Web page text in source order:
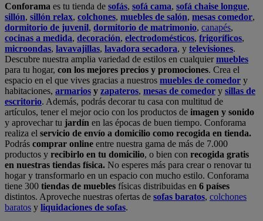
Conforama es tu tienda de sofás, sofá cama, sofá chaise longue,
sillón, sillón relax, colchones, muebles de salón, mesas comedor,
dormitorio de juvenil, dormitorio de matrimonio, canapés,
cocinas a medida, decoración, electrodomésticos, frigoríficos,
microondas, lavavajillas, lavadora secadora, y televisiones.
Descubre nuestra amplia variedad de estilos en cualquiermuebles
para tu hogar, con los mejores precios y promociones. Crea el
espacio en el que vives gracias a nuestros muebles de comedor y
habitaciones, armarios y zapateros, mesas de comedor y sillas de
escritorio. Además, podrás decorar tu casa con multitud de
artículos, tener el mejor ocio con los productos de imagen y sonido
y aprovechar tu jardín en las épocas de buen tiempo. Conforama
realiza el servicio de envío a domicilio como recogida en tienda.
Podrás comprar online entre nuestra gama de más de 7.000
productos y recibirlo en tu domicilio, o bien con recogida gratis
en nuestras tiendas física. No esperes más para crear o renovar tu
hogar y transformarlo en un espacio con mucho estilo. Conforama
tiene 300 tiendas de muebles físicas distribuidas en 6 países
distintos. Aproveche nuestras ofertas de sofas baratos, colchones
baratos y liquidaciones de sofas.